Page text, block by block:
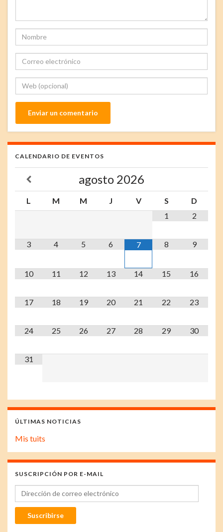
CALENDARIO DE EVENTOS
agosto 2026
L M M J V S
D
1
2
3 4 5 6 7 8 9
10 11 12 13 14 15 16
17 18 19 20 21 22 23
24 25 26 27 28 29 30
31
ÚLTIMAS NOTICIAS
Mis tuits
SUSCRIPCIÓN POR E-MAIL
Dirección de correo electrónico
Suscribirse